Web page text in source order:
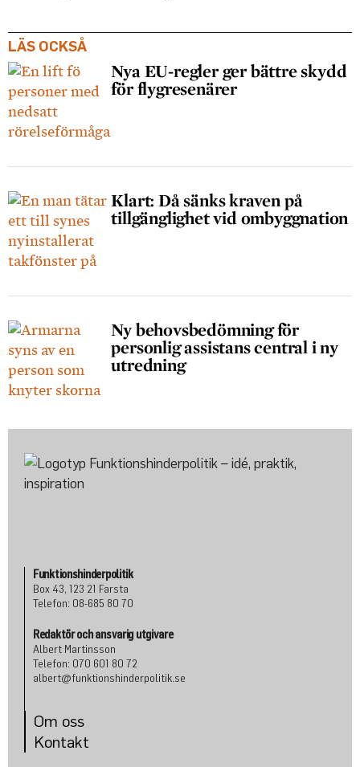
LÄS OCKSÅ
Nya EU-regler ger bättre skydd
för flygresenärer
Klart: Då sänks kraven på
tillgänglighet vid ombyggnation
Ny behovsbedömning för
personlig assistans central i ny
utredning
Funktionshinderpolitik
Box 43, 123 21 Farsta
Telefon: 08-685 80 70
Redaktör och ansvarig utgivare
Albert Martinsson
Telefon: 070 601 80 72
albert@funktionshinderpolitik.se
Om oss
Kontakt